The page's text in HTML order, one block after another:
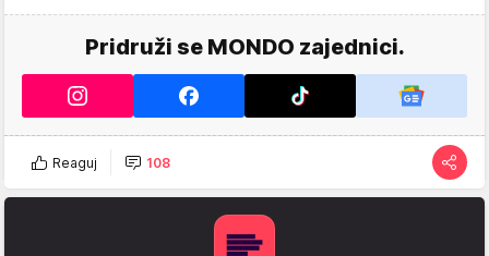
Pridruži se MONDO zajednici.
Reaguj 108